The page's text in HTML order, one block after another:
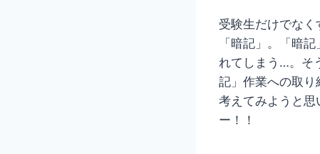
受験生だけでな
「暗記」。「暗
れてしまう…。そ
記」作業への取
考えてみようと思
ー！！